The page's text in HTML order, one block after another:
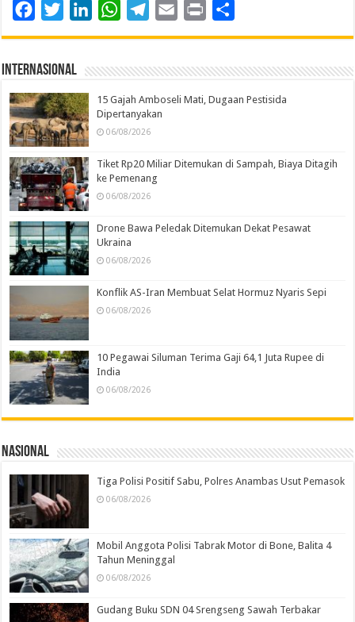
FacebookTwitterLinkedInWhatsAppTelegram
Email Print
Internasional
15 Gajah Amboseli Mati, Dugaan Pestisida
Dipertanyakan
06/08/2026
Tiket Rp20 Miliar Ditemukan di Sampah, Biaya Ditagih
ke Pemenang
06/08/2026
Drone Bawa Peledak Ditemukan Dekat Pesawat
Ukraina
06/08/2026
Konflik AS-Iran Membuat Selat Hormuz Nyaris Sepi
06/08/2026
10 Pegawai Siluman Terima Gaji 64,1 Juta Rupee di
India
06/08/2026
Nasional
Tiga Polisi Positif Sabu, Polres Anambas Usut Pemasok
06/08/2026
Mobil Anggota Polisi Tabrak Motor di Bone, Balita 4
Tahun Meninggal
06/08/2026
Gudang Buku SDN 04 Srengseng Sawah Terbakar